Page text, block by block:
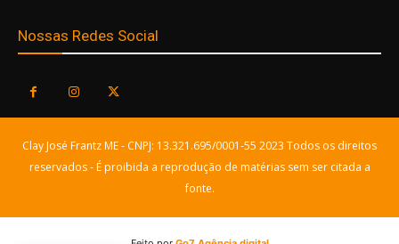
Nossas Redes Social
Clay José Frantz ME - CNPJ: 13.321.695/0001-55 2023 Todos os direitos
reservados - É proibida a reprodução de matérias sem ser citada a
fonte.